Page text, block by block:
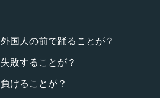
外国人の前で踊ることが？
失敗することが？
負けることが？